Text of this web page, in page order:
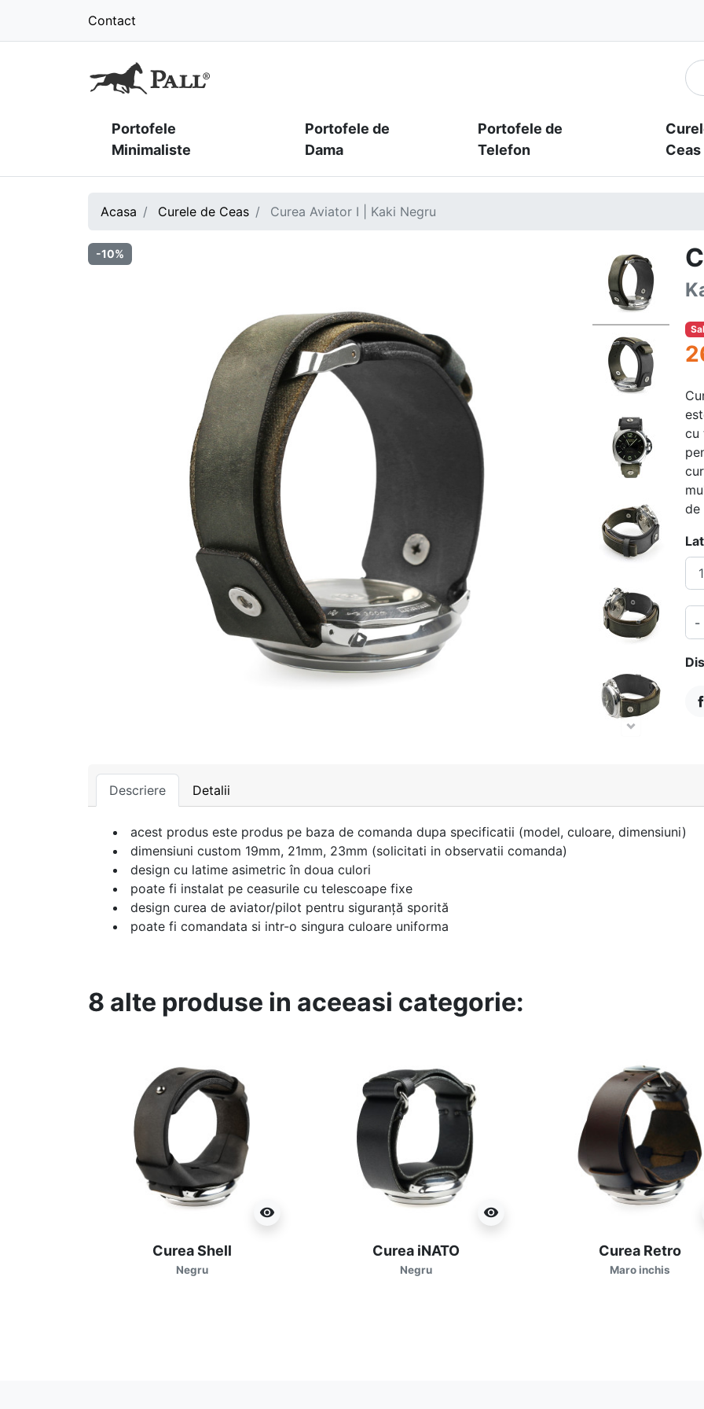
Contact
Portofele
Minimaliste
Portofele de
Dama
Portofele de
Telefon
Ceas
Acasa Curele de Ceas Curea Aviator I | Kaki Negru
-10%
cu
de
-
Descriere Detalii
acest produs este produs pe baza de comanda dupa specificatii (model, culoare, dimensiuni)
dimensiuni custom 19mm, 21mm, 23mm (solicitati in observatii comanda)
design cu latime asimetric în doua culori
poate fi instalat pe ceasurile cu telescoape fixe
design curea de aviator/pilot pentru siguranță sporită
poate fi comandata si intr-o singura culoare uniforma
8 alte produse in aceeasi categorie:
visibility
Curea Shell
Negru
visibility
Curea iNATO
Negru
Curea Retro
Maro inchis